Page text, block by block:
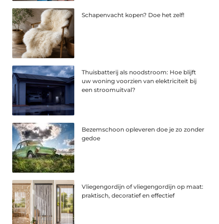
Schapenvacht kopen? Doe het zelf!
Thuisbatterij als noodstroom: Hoe blijft
uw woning voorzien van elektriciteit bij
een stroomuitval?
Bezemschoon opleveren doe je zo zonder
gedoe
Vliegengordijn of vliegengordijn op maat:
praktisch, decoratief en effectief